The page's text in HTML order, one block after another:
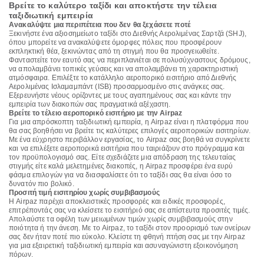
Βρείτε το καλύτερο ταξίδι και αποκτήστε την τέλεια
ταξιδιωτική εμπειρία
Ανακαλύψτε μια περιπέτεια που δεν θα ξεχάσετε ποτέ
Ξεκινήστε ένα αξιοσημείωτο ταξίδι στο Διεθνής Αερολιμένας Σαρτζά (SHJ),
όπου μπορείτε να ανακαλύψετε όμορφες πόλεις που προσφέρουν
εκπληκτική θέα, ξεκινώντας από τη στιγμή που θα προσγειωθείτε.
Φανταστείτε τον εαυτό σας να περιπλανιέται σε πολυσύχναστους δρόμους,
να απολαμβάνει τοπικές γεύσεις και να απολαμβάνει τη χαρακτηριστική
ατμόσφαιρα. Επιλέξτε το κατάλληλο αεροπορικό εισιτήριο από Διεθνής
Αερολιμένας Ισλαμαμπάντ (ISB) προσαρμοσμένο στις ανάγκες σας.
Εξερευνήστε νέους ορίζοντες με τους αγαπημένους σας και κάντε την
εμπειρία των διακοπών σας πραγματικά αξέχαστη.
Βρείτε το τέλειο αεροπορικό εισιτήριο με την Airpaz
Για μια απρόσκοπτη ταξιδιωτική εμπειρία, η Airpaz είναι η πλατφόρμα που
θα σας βοηθήσει να βρείτε τις καλύτερες επιλογές αεροπορικών εισιτηρίων.
Με ένα εύχρηστο περιβάλλον εργασίας, το Airpaz σας βοηθά να συγκρίνετε
και να επιλέξετε αεροπορικά εισιτήρια που ταιριάζουν στο πρόγραμμα και
τον προϋπολογισμό σας. Είτε σχεδιάζετε μια απόδραση της τελευταίας
στιγμής είτε καλά μελετημένες διακοπές, η Airpaz προσφέρει ένα ευρύ
φάσμα επιλογών για να διασφαλίσετε ότι το ταξίδι σας θα είναι όσο το
δυνατόν πιο βολικό.
Προσιτή τιμή εισιτηρίου χωρίς συμβιβασμούς
Η Airpaz παρέχει αποκλειστικές προσφορές και ειδικές προσφορές,
επιτρέποντάς σας να κλείσετε το εισιτήριό σας σε απίστευτα προσιτές τιμές.
Απολαύστε τα οφέλη των μειωμένων τιμών χωρίς συμβιβασμούς στην
ποιότητα ή την άνεση. Με το Airpaz, το ταξίδι στον προορισμό των ονείρων
σας δεν ήταν ποτέ πιο εύκολο. Κλείστε τη φθηνή πτήση σας με την Airpaz
για μια εξαιρετική ταξιδιωτική εμπειρία και ασυναγώνιστη εξοικονόμηση
πόρων.